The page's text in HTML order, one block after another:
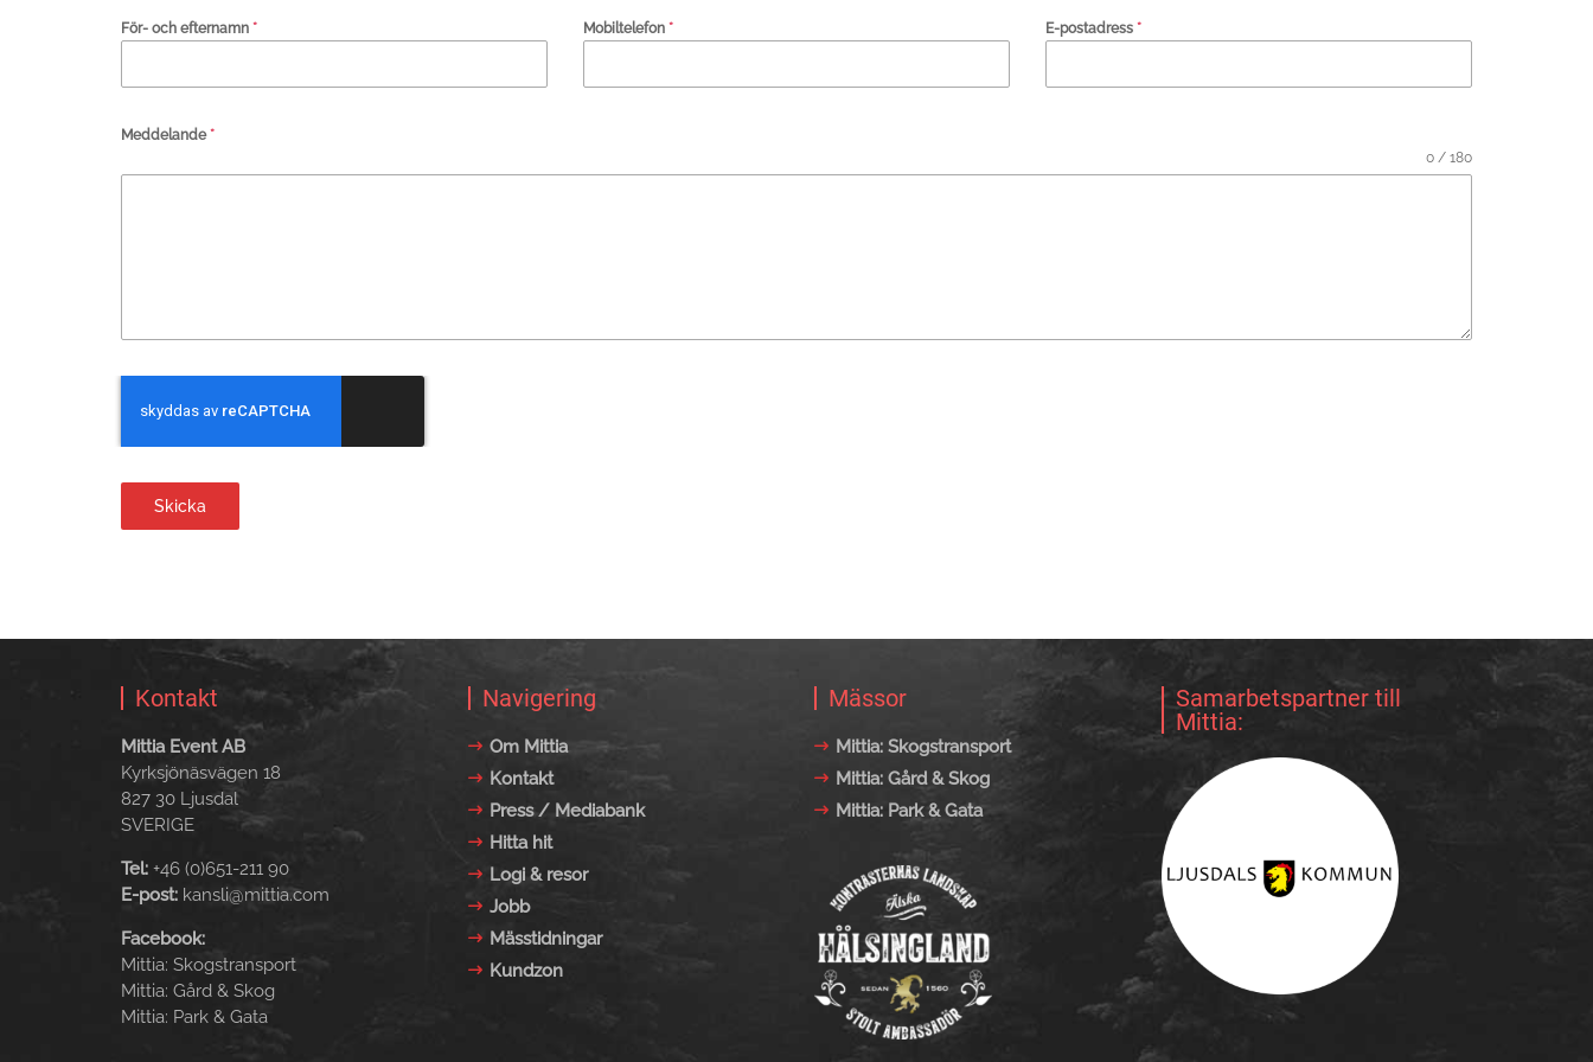
För- och efternamn * Mobiltelefon * E-postadress *
Meddelande*
0 / 180
Skicka
Kontakt
Mittia Event AB
Kyrksjönäsvägen 18
827 30 Ljusdal
SVERIGE
Tel: +46 (0)651-211 90
E-post: kansli@mittia.com
Facebook:
Mittia: Skogstransport
Mittia: Gård & Skog
Mittia: Park & Gata
Navigering
Om Mittia
Kontakt
Press / Mediabank
Hitta hit
Logi & resor
Jobb
Mässtidningar
Kundzon
Mässor
Mittia: Skogstransport
Mittia: Gård & Skog
Mittia: Park & Gata
Samarbetspartner till
Mittia: